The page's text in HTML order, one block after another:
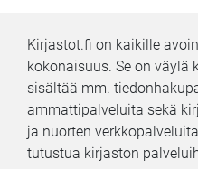
Kirjastot.fi on kaikille
kokonaisuus. Se on
sisältää mm.
ammattipalveluita sekä
ja nuorten
tutustua kirjaston